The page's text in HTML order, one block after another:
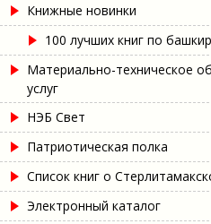
Книжные новинки
100 лучших книг по
Материально-техническое
услуг
НЭБ Свет
Патриотическая полка
Список книг о
Электронный каталог